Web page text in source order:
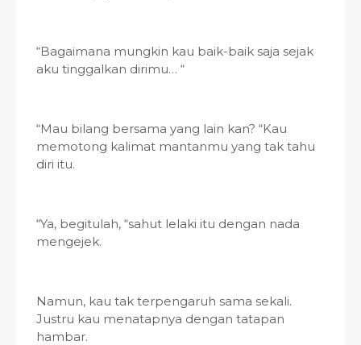
“Bagaimana mungkin kau baik-baik saja sejak
aku tinggalkan dirimu… “
“Mau bilang bersama yang lain kan? “Kau
memotong kalimat mantanmu yang tak tahu
diri itu.
“Ya, begitulah, “sahut lelaki itu dengan nada
mengejek.
Namun, kau tak terpengaruh sama sekali.
Justru kau menatapnya dengan tatapan
hambar.